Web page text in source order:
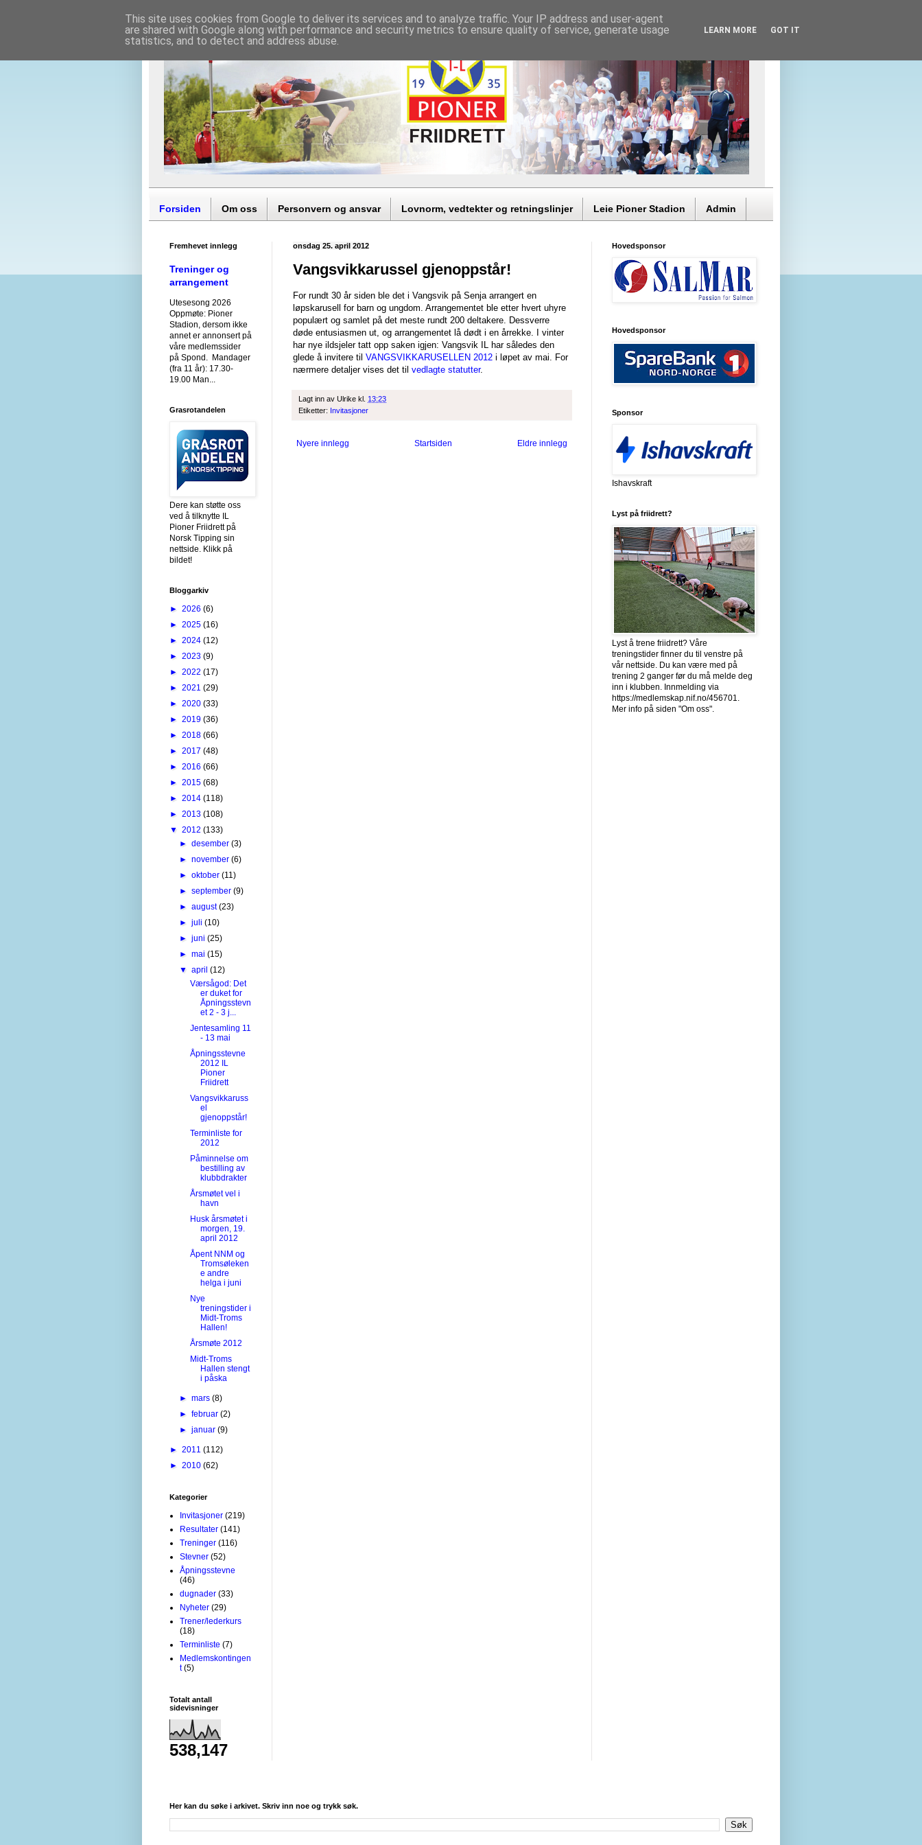
Forsiden Om oss Personvern og ansvar Lovnorm, vedtekter og retningslinjer Leie Pioner Stadion Admin
onsdag 25. april 2012
Vangsvikkarussel gjenoppstår!
For rundt 30 år siden ble det i Vangsvik på Senja arrangert en
løpskarusell for barn og ungdom. Arrangementet ble etter hvert uhyre
populært og samlet på det meste rundt 200 deltakere. Dessverre
døde entusiasmen ut, og arrangementet lå dødt i en årrekke. I vinter
har nye ildsjeler tatt opp saken igjen: Vangsvik IL har således den
glede å invitere til VANGSVIKKARUSELLEN 2012 i løpet av mai. For
nærmere detaljer vises det til vedlagte statutter.
Lagt inn av Ulrike kl. 13:23
Etiketter: Invitasjoner
Nyere innlegg Eldre innlegg
Startsiden
Fremhevet innlegg
Treninger og
arrangement
Utesesong 2026
Oppmøte: Pioner
Stadion, dersom ikke
annet er annonsert på
våre medlemssider
på Spond. Mandager
(fra 11 år): 17.30-
19.00 Man...
Grasrotandelen
Dere kan støtte oss
ved å tilknytte IL
Pioner Friidrett på
Norsk Tipping sin
nettside. Klikk på
bildet!
Bloggarkiv
► 2026 (6)
► 2025 (16)
► 2024 (12)
► 2023 (9)
► 2022 (17)
► 2021 (29)
► 2020 (33)
► 2019 (36)
► 2018 (66)
► 2017 (48)
► 2016 (66)
► 2015 (68)
► 2014 (118)
► 2013 (108)
▼ 2012 (133)
►desember(3)
►november(6)
►oktober(11)
►september(9)
►august(23)
►juli(10)
►juni(25)
►mai(15)
▼april(12)
Værsågod: Det
er duket for
Åpningsstevn
et 2 - 3 j...
Jentesamling 11
- 13 mai
Åpningsstevne
2012 IL
Pioner
Friidrett
Vangsvikkaruss
el
gjenoppstår!
Terminliste for
2012
Påminnelse om
bestilling av
klubbdrakter
Årsmøtet vel i
havn
Husk årsmøtet i
morgen, 19.
april 2012
Åpent NNM og
Tromsøleken
e andre
helga i juni
Nye
treningstider i
Midt-Troms
Hallen!
Årsmøte 2012
Midt-Troms
Hallen stengt
i påska
►mars(8)
►februar(2)
►januar(9)
► 2011 (112)
► 2010 (62)
Kategorier
Invitasjoner (219)
Resultater (141)
Treninger (116)
Stevner (52)
Åpningsstevne
(46)
dugnader (33)
Nyheter (29)
Trener/lederkurs
(18)
Terminliste (7)
Medlemskontingen
t (5)
Totalt antall
sidevisninger
538,147
Hovedsponsor
Hovedsponsor
Sponsor
Ishavskraft
Lyst på friidrett?
Lyst å trene friidrett? Våre
treningstider finner du til venstre på
vår nettside. Du kan være med på
trening 2 ganger før du må melde deg
inn i klubben. Innmelding via
https://medlemskap.nif.no/456701.
Mer info på siden "Om oss".
Her kan du søke i arkivet. Skriv inn noe og trykk søk.
This site uses cookies from Google to deliver its services and to analyze traffic. Your IP address and user-agent
are shared with Google along with performance and security metrics to ensure quality of service, generate usage
statistics, and to detect and address abuse.
LEARN MORE GOT IT